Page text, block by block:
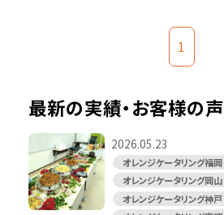
1
最新の実績・お客様の声
2026.05.23
オレンジケータリング福岡
オレンジケータリング岡山
オレンジケータリング神戸